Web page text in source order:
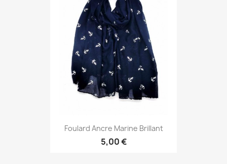
Foulard Ancre Marine Brillant
5,00 €